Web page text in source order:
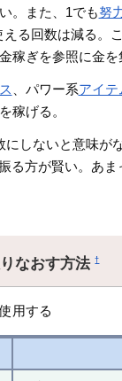
。また、1でも努
える回数は減る。
稼ぎを参照に金を
、パワー系アイテ
を稼げる。
にしないと意味が
る方が賢い。あま
なおす方法†
用する